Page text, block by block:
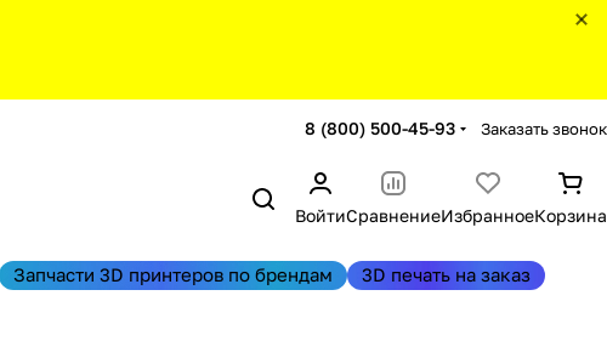
8 (800) 500-45-93 Заказать звонок
ВойтиСравнениеИзбранноеКорзина
Запчасти 3D принтеров по брендам 3D печать на заказ